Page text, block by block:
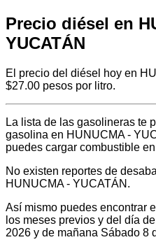
Precio diésel en
YUCATÁN
El precio del diésel hoy en
$27.00 pesos por litro.
La lista de las gasolineras te
gasolina en HUNUCMA -
puedes cargar combustible
No existen reportes de
HUNUCMA - YUCATÁN.
Así mismo puedes encontrar
los meses previos y del día
2026 y de mañana Sábado 8